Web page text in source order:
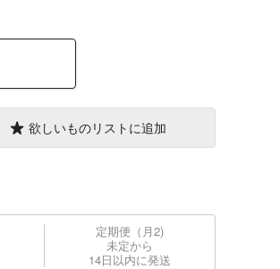
欲しいものリストに追加
定期便（月2)
未定から
14日以内に発送